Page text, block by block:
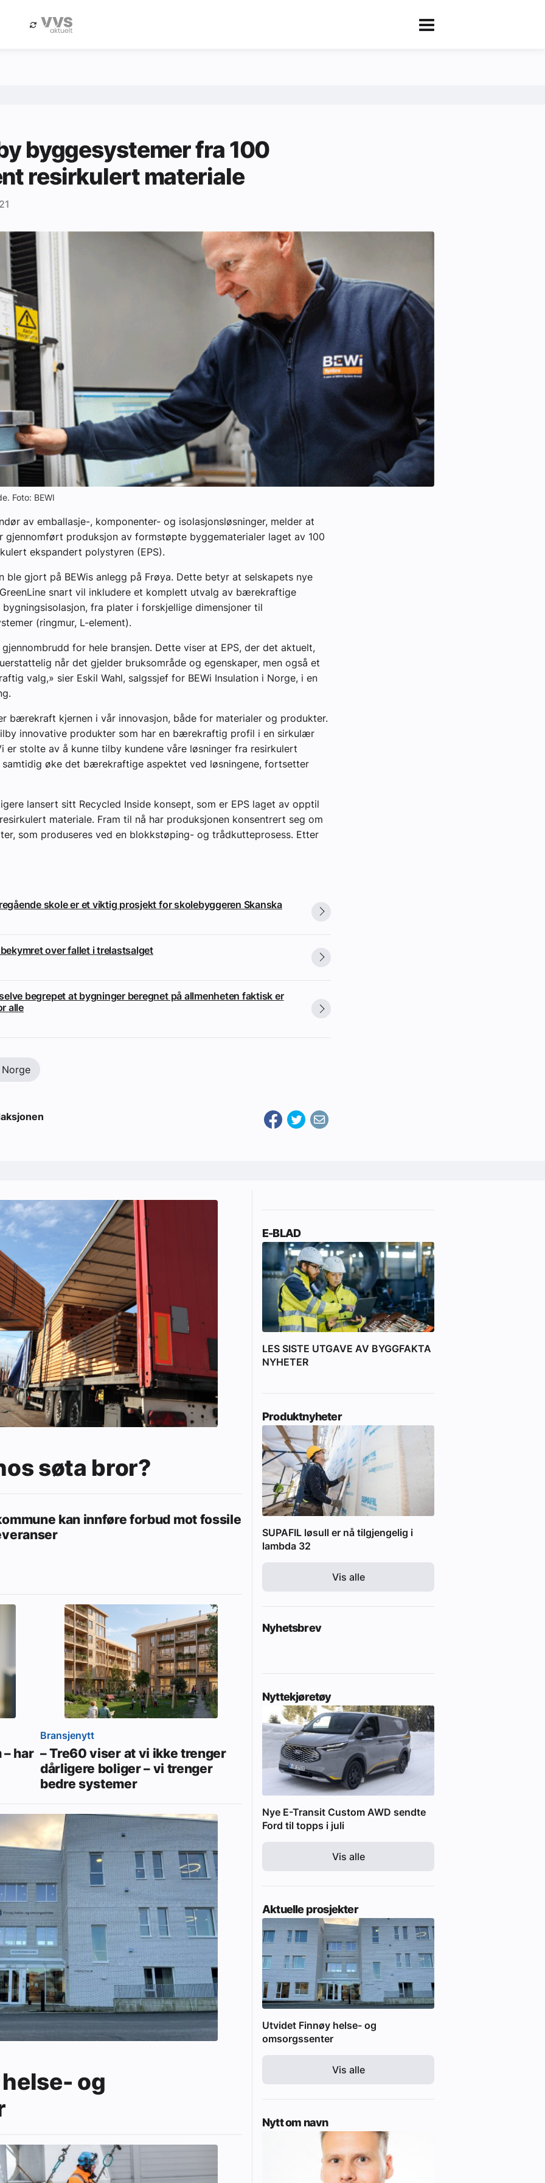
Annonsere i Byggfakta Nyheter
byggesystemer fra 100
resirkulert materiale
Foto: BEWI
av emballasje-, komponenter- og isolasjonsløsninger, melder at
gjennomført produksjon av formstøpte byggematerialer laget av 100
ekspandert polystyren (EPS).
ble gjort på BEWis anlegg på Frøya. Dette betyr at selskapets nye
snart vil inkludere et komplett utvalg av bærekraftige
fra plater i forskjellige dimensjoner til
(ringmur, L-element).
for hele bransjen. Dette viser at EPS, der det aktuelt,
når det gjelder bruksområde og egenskaper, men også et
valg,» sier Eskil Wahl, salgssjef for BEWi Insulation i Norge, i en
bærekraft kjernen i vår innovasjon, både for materialer og produkter.
innovative produkter som har en bærekraftig profil i en sirkulær
er stolte av å kunne tilby kundene våre løsninger fra resirkulert
samtidig øke det bærekraftige aspektet ved løsningene, fortsetter
lansert sitt Recycled Inside konsept, som er EPS laget av opptil
materiale. Fram til nå har produksjonen konsentrert seg om
som produseres ved en blokkstøping- og trådkutteprosess. Etter
skole er et viktig prosjekt for skolebyggeren Skanska
over fallet i trelastsalget
begrepet at bygninger beregnet på allmenheten faktisk er
alle
søta bror?
kan innføre forbud mot fossile
har
Bransjenytt
– Tre60 viser at vi ikke trenger
dårligere boliger – vi trenger
bedre systemer
og
E-BLAD
LES SISTE UTGAVE AV BYGGFAKTA
NYHETER
Produktnyheter
SUPAFIL løsull er nå tilgjengelig i
lambda 32
Vis alle
Nyhetsbrev
Nyttekjøretøy
Nye E-Transit Custom AWD sendte
Ford til topps i juli
Vis alle
Aktuelle prosjekter
Utvidet Finnøy helse- og
omsorgssenter
Vis alle
Nytt om navn